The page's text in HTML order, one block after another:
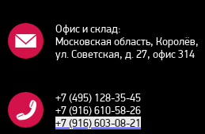
Офис и склад:
Московская область, Королёв,
ул. Советская, д. 27, офис 314
+7 (495) 128-35-45
+7 (916) 610-58-26
+7 (916) 603-08-21